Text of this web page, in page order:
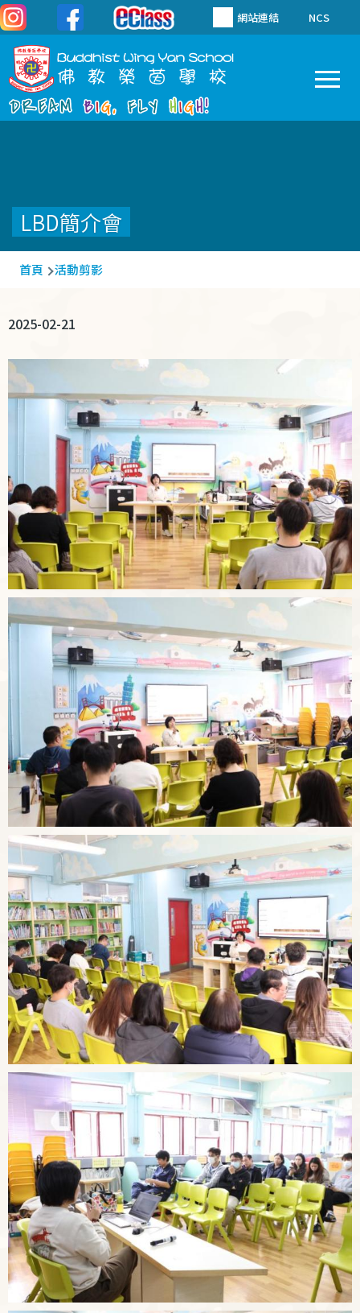
移至主內容 網站連結 NCS
LBD簡介會
導
連
首頁 活動剪影
2025-02-21